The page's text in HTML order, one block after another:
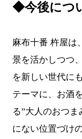
◆今後につ
麻布十番 杵屋は
景を活かしつつ
を新しい世代に
テーマに、お酒
る”大人のおつ
にない位置づけ